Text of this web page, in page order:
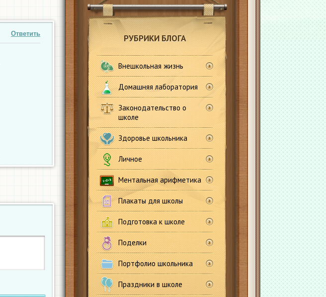
РУБРИКИ БЛОГА
Внешкольная жизнь
Домашняя лаборатория
Законодательство о
школе
Здоровье школьника
Личное
Ментальная арифметика
Плакаты для школы
Подготовка к школе
Поделки
Портфолио школьника
Праздники в школе
Ответить